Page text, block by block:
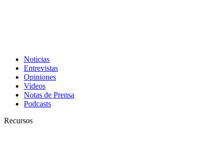
Noticias
Entrevistas
Opiniones
Videos
Notas de Prensa
Podcasts
Recursos